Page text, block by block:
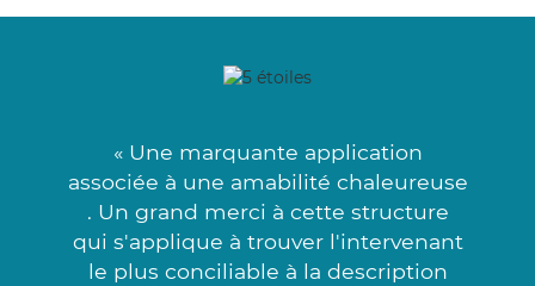
« Une marquante application
associée à une amabilité chaleureuse
. Un grand merci à cette structure
qui s'applique à trouver l'intervenant
le plus conciliable à la description